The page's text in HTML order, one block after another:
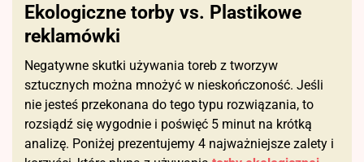
Ekologiczne torby vs. Plastikowe
reklamówki
Negatywne skutki używania toreb z tworzyw
sztucznych można mnożyć w nieskończoność. Jeśli
nie jesteś przekonana do tego typu rozwiązania, to
rozsiądź się wygodnie i poświęć 5 minut na krótką
analizę. Poniżej prezentujemy 4 najważniejsze zalety i